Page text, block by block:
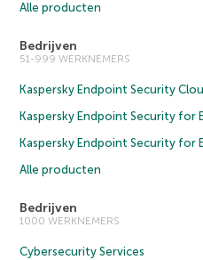
Alle producten
Bedrijven
51-999 WERKNEMERS
Kaspersky Endpoint Security
Kaspersky Endpoint Security for
Kaspersky Endpoint Security for
Alle producten
Bedrijven
1000 WERKNEMERS
Cybersecurity Services